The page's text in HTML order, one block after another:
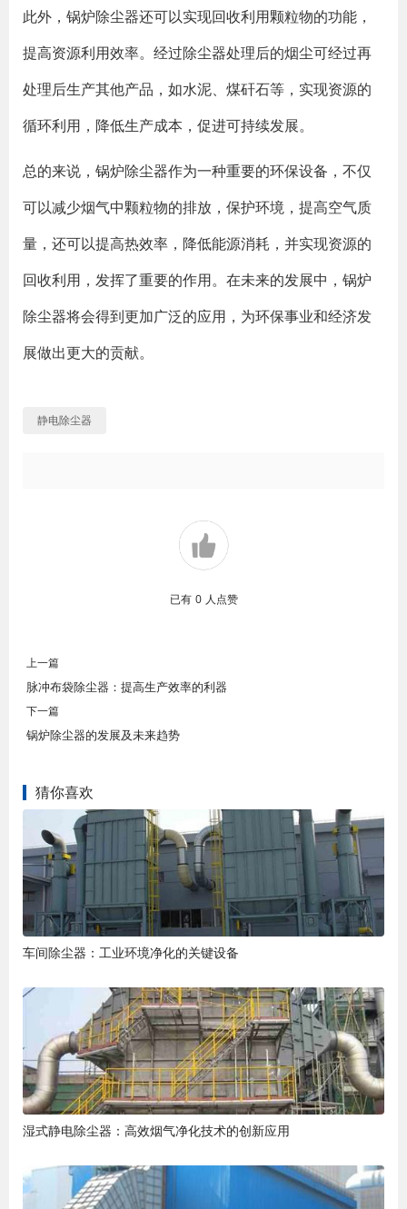
此外，锅炉除尘器还可以实现回收利用颗粒物的功能，
提高资源利用效率。经过除尘器处理后的烟尘可经过再
处理后生产其他产品，如水泥、煤矸石等，实现资源的
循环利用，降低生产成本，促进可持续发展。
总的来说，锅炉除尘器作为一种重要的环保设备，不仅
可以减少烟气中颗粒物的排放，保护环境，提高空气质
量，还可以提高热效率，降低能源消耗，并实现资源的
回收利用，发挥了重要的作用。在未来的发展中，锅炉
除尘器将会得到更加广泛的应用，为环保事业和经济发
展做出更大的贡献。
静电除尘器
已有 0 人点赞
上一篇
脉冲布袋除尘器：提高生产效率的利器
下一篇
锅炉除尘器的发展及未来趋势
猜你喜欢
车间除尘器：工业环境净化的关键设备
湿式静电除尘器：高效烟气净化技术的创新应用